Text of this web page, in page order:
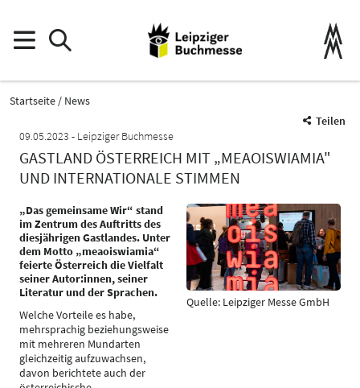
Startseite
News
Teilen
09.05.2023
Leipziger Buchmesse
GASTLAND ÖSTERREICH MIT „MEAOISWIAMIA"
UND INTERNATIONALE STIMMEN
„Das gemeinsame Wir“ stand
im Zentrum des Auftritts des
diesjährigen Gastlandes. Unter
dem Motto „meaoiswiamia“
feierte Österreich die Vielfalt
seiner Autor:innen, seiner
Literatur und der Sprachen.
Welche Vorteile es habe,
mehrsprachig beziehungsweise
mit mehreren Mundarten
gleichzeitig aufzuwachsen,
davon berichtete auch der
Quelle: Leipziger Messe GmbH